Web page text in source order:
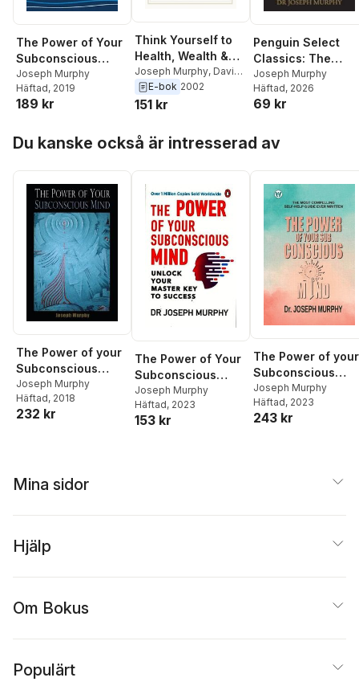
The Power of Your
Subconscious
Mind: The
Complete Original
Edition: Also
Book You Can
Whole Life
Joseph Murphy
Häftad, 2019
189 kr
Think Yourself to
Health, Wealth &
Happiness
Joseph Murphy, David
H. Morgan
E-bok 2002
151 kr
Penguin Select
Classics: The
Power of Your
Subconscious
Mind
Joseph Murphy
Häftad, 2026
69 kr
Du kanske också är intresserad av
The Power of your
Subconscious
Mind
Joseph Murphy
Häftad, 2018
232 kr
The Power of Your
Subconscious
Mind
Joseph Murphy
Häftad, 2023
153 kr
The Power of your
Subconscious
Mind
Joseph Murphy
Häftad, 2023
243 kr
Mina sidor
Hjälp
Om Bokus
Populärt